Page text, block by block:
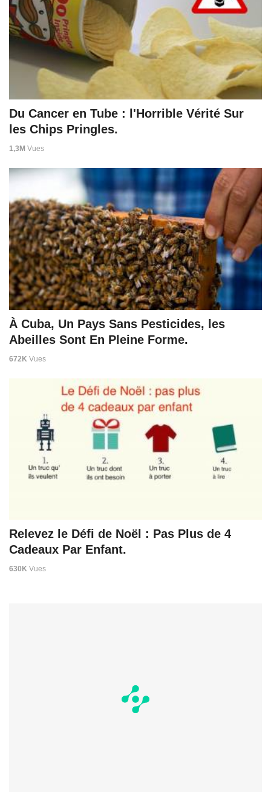
Du Cancer en Tube : l'Horrible Vérité Sur
les Chips Pringles.
1,3M Vues
À Cuba, Un Pays Sans Pesticides, les
Abeilles Sont En Pleine Forme.
672K Vues
Relevez le Défi de Noël : Pas Plus de 4
Cadeaux Par Enfant.
630K Vues